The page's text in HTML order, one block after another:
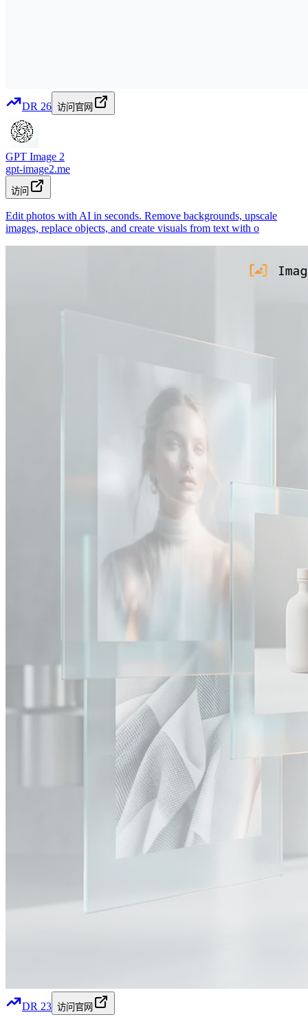
DR 26 访问官网
GPT Image 2
gpt-image2.me
访问
Edit photos with AI in seconds. Remove backgrounds, upscale
images, replace objects, and create visuals from text with o
DR 23 访问官网